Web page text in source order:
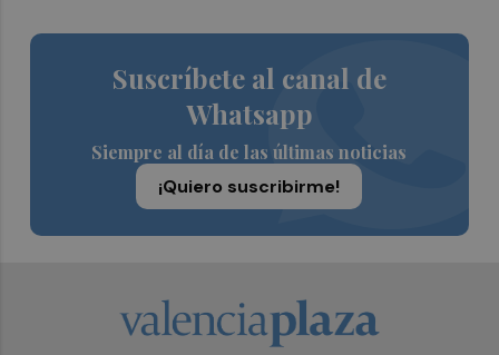
Suscríbete al canal de
Whatsapp
Siempre al día de las últimas noticias
¡Quiero suscribirme!